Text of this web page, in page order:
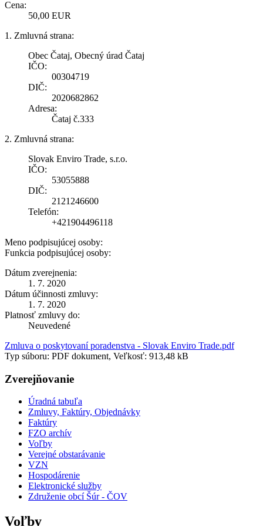
Cena:
50,00 EUR
1. Zmluvná strana:
Obec Čataj, Obecný úrad Čataj
IČO:
00304719
DIČ:
2020682862
Adresa:
Čataj č.333
2. Zmluvná strana:
Slovak Enviro Trade, s.r.o.
IČO:
53055888
DIČ:
2121246600
Telefón:
+421904496118
Meno podpisujúcej osoby:
Funkcia podpisujúcej osoby:
Dátum zverejnenia:
1. 7. 2020
Dátum účinnosti zmluvy:
1. 7. 2020
Platnosť zmluvy do:
Neuvedené
Zmluva o poskytovaní poradenstva - Slovak Enviro Trade.pdf
Typ súboru: PDF dokument, Veľkosť: 913,48 kB
Zverejňovanie
Úradná tabuľa
Zmluvy, Faktúry, Objednávky
Faktúry
FZO archív
Voľby
Verejné obstarávanie
VZN
Hospodárenie
Elektronické služby
Združenie obcí Šúr - ČOV
Voľby